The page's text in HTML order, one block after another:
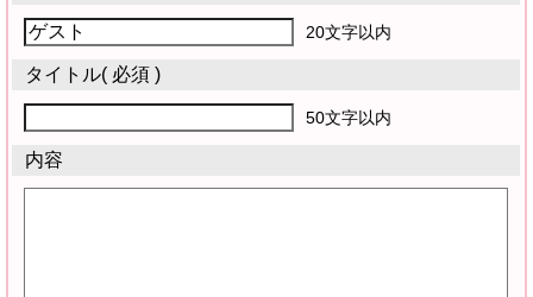
20文字以内
タイトル( 必須 )
50文字以内
内容